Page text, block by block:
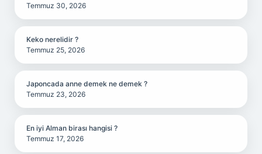
Temmuz 30, 2026
Keko nerelidir ?
Temmuz 25, 2026
Japoncada anne demek ne demek ?
Temmuz 23, 2026
En iyi Alman birası hangisi ?
Temmuz 17, 2026